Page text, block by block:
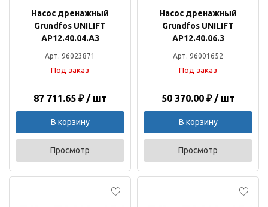
Насос дренажный
Grundfos UNILIFT
AP12.40.04.A3
Арт. 96023871
Под заказ
87 711.65 ₽ / шт
В корзину
Просмотр
Насос дренажный
Grundfos UNILIFT
AP12.40.06.3
Арт. 96001652
Под заказ
50 370.00 ₽ / шт
В корзину
Просмотр